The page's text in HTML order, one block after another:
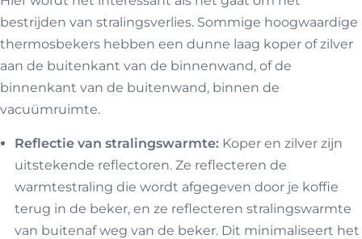
bestrijden van stralingsverlies. Sommige hoogwaardige
thermosbekers hebben een dunne laag koper of zilver
aan de buitenkant van de binnenwand, of de
binnenkant van de buitenwand, binnen de
vacuümruimte.
Reflectie van stralingswarmte: Koper en zilver zijn
uitstekende reflectoren. Ze reflecteren de
warmtestraling die wordt afgegeven door je koffie
terug in de beker, en ze reflecteren stralingswarmte
van buitenaf weg van de beker. Dit minimaliseert het